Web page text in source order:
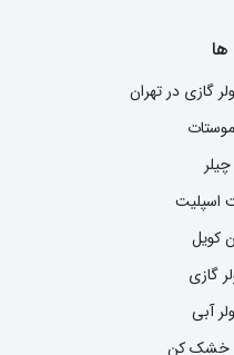
ها
گازی در تهران
اسپلیت
کویل
گازی
آبی
خشک کن